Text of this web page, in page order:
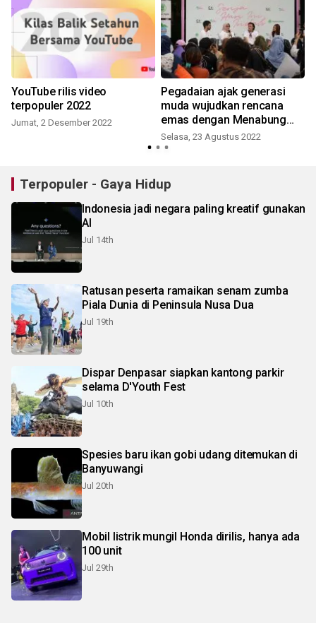
YouTube rilis video
terpopuler 2022
Jumat, 2 Desember 2022
Pegadaian ajak generasi
muda wujudkan rencana
emas dengan Menabung
Emas
Selasa, 23 Agustus 2022
Terpopuler - Gaya Hidup
Indonesia jadi negara paling kreatif gunakan
AI
Jul 14th
Ratusan peserta ramaikan senam zumba
Piala Dunia di Peninsula Nusa Dua
Jul 19th
Dispar Denpasar siapkan kantong parkir
selama D'Youth Fest
Jul 10th
Spesies baru ikan gobi udang ditemukan di
Banyuwangi
Jul 20th
Mobil listrik mungil Honda dirilis, hanya ada
100 unit
Jul 29th